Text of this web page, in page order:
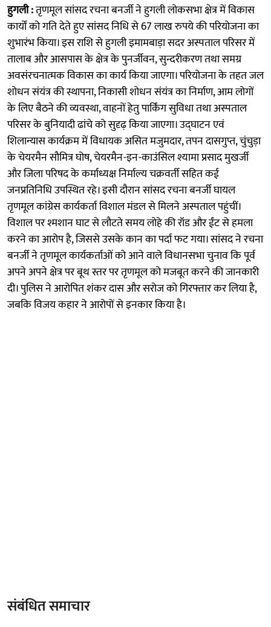
हुगली :तृणमूल सांसद रचना बनर्जी ने हुगली लोकसभा क्षेत्र में विकास
कार्यों को गति देते हुए सांसद निधि से 67 लाख रुपये की परियोजना का
शुभारंभ किया। इस राशि से हुगली इमामबाड़ा सदर अस्पताल परिसर में
तालाब और आसपास के क्षेत्र के पुनर्जीवन, सुन्दरीकरण तथा समग्र
अवसंरचनात्मक विकास का कार्य किया जाएगा। परियोजना के तहत जल
शोधन संयंत्र की स्थापना, निकासी शोधन संयंत्र का निर्माण, आम लोगों
के लिए बैठने की व्यवस्था, वाहनों हेतु पार्किंग सुविधा तथा अस्पताल
परिसर के बुनियादी ढांचे को सुदृढ़ किया जाएगा। उद्घाटन एवं
शिलान्यास कार्यक्रम में विधायक असित मजुमदार, तपन दासगुप्त, चुंचुड़ा
के चेयरमैन सौमित्र घोष, चेयरमैन-इन-काउंसिल श्यामा प्रसाद मुखर्जी
और जिला परिषद के कर्माध्यक्ष निर्माल्य चक्रवर्ती सहित कई
जनप्रतिनिधि उपस्थित रहे। इसी दौरान सांसद रचना बनर्जी घायल
तृणमूल कांग्रेस कार्यकर्ता विशाल मंडल से मिलने अस्पताल पहुंचीं।
विशाल पर श्मशान घाट से लौटते समय लोहे की रॉड और ईंट से हमला
करने का आरोप है, जिससे उसके कान का पर्दा फट गया। सांसद ने रचना
बनर्जी ने तृणमूल कार्यकर्ताओं को आने वाले विधानसभा चुनाव कि पूर्व
अपने अपने क्षेत्र पर बूथ स्तर पर तृणमूल को मजबूत करने की जानकारी
दी। पुलिस ने आरोपित शंकर दास और सरोज को गिरफ्तार कर लिया है,
जबकि विजय कहार ने आरोपों से इनकार किया है।
संबंधित समाचार